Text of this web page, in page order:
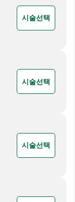
시술선택
시술선택
시술선택